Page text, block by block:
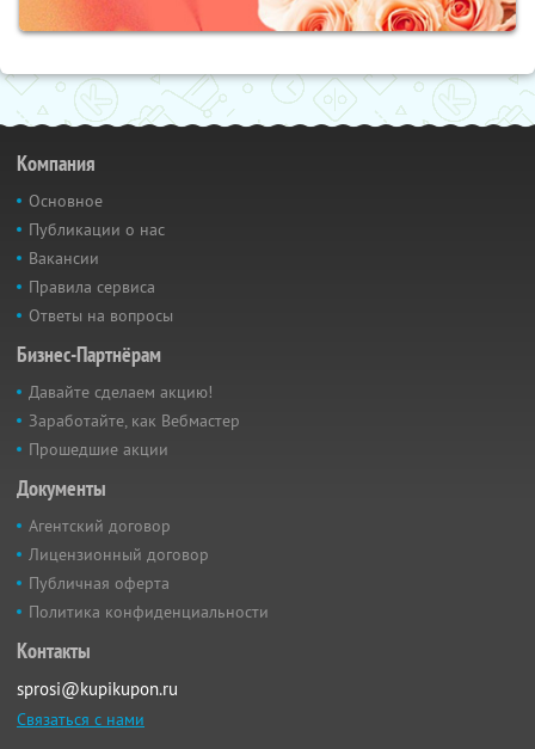
Компания
Основное
Публикации о нас
Вакансии
Правила сервиса
Ответы на вопросы
Бизнес-Партнёрам
Давайте сделаем акцию!
Заработайте, как Вебмастер
Прошедшие акции
Документы
Агентский договор
Лицензионный договор
Публичная оферта
Политика конфиденциальности
Контакты
sprosi@kupikupon.ru
Связаться с нами